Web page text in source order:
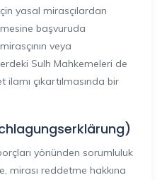
yasal mirasçılardan
başvuruda
veya
Sulh Mahkemeleri de
çıkartılmasında bir
yönünden sorumluluk
mirası reddetme hakkına